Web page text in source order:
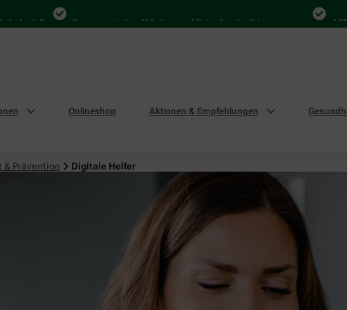
Bequem zwischen Abholung und Botendienst wählen 4.000
Onlineshop Aktionen & Empfehlungen
Prävention Digitale Helfer